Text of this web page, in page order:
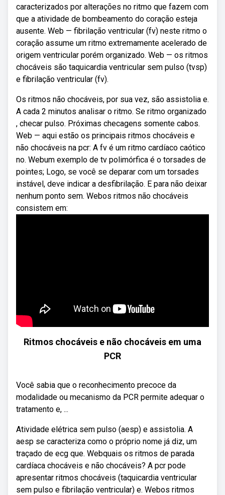
caracterizados por alterações no ritmo que fazem com
que a atividade de bombeamento do coração esteja
ausente. Web — fibrilação ventricular (fv) neste ritmo o
coração assume um ritmo extremamente acelerado de
origem ventricular porém organizado. Web — os ritmos
chocáveis são taquicardia ventricular sem pulso (tvsp)
e fibrilação ventricular (fv).
Os ritmos não chocáveis, por sua vez, são assistolia e.
A cada 2 minutos analisar o ritmo. Se ritmo organizado
, checar pulso. Próximas checagens somente cabos.
Web — aqui estão os principais ritmos chocáveis e
não chocáveis na pcr: A fv é um ritmo cardíaco caótico
no. Webum exemplo de tv polimórfica é o torsades de
pointes; Logo, se você se deparar com um torsades
instável, deve indicar a desfibrilação. E para não deixar
nenhum ponto sem. Webos ritmos não chocáveis
consistem em:
Ritmos chocáveis e não chocáveis em uma
PCR
Você sabia que o reconhecimento precoce da
modalidade ou mecanismo da PCR permite adequar o
tratamento e, ...
Atividade elétrica sem pulso (aesp) e assistolia. A
aesp se caracteriza como o próprio nome já diz, um
traçado de ecg que. Webquais os ritmos de parada
cardíaca chocáveis e não chocáveis? A pcr pode
apresentar ritmos chocáveis (taquicardia ventricular
sem pulso e fibrilação ventricular) e. Webos ritmos